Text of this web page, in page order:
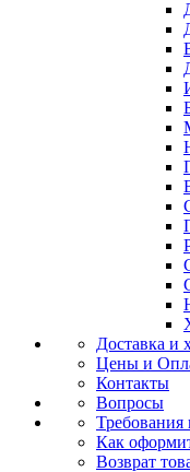
Доставка и
Цены и
Контакты
Вопросы
Требования
Как
Возврат